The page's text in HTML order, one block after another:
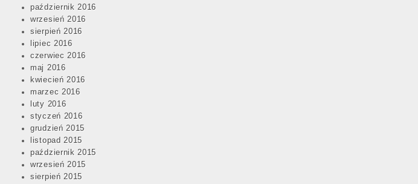
październik 2016
wrzesień 2016
sierpień 2016
lipiec 2016
czerwiec 2016
maj 2016
kwiecień 2016
marzec 2016
luty 2016
styczeń 2016
grudzień 2015
listopad 2015
październik 2015
wrzesień 2015
sierpień 2015